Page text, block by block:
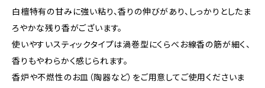
白檀特有の甘みに強い粘り、香りの伸びがあり、しっかりとしたま
ろやかな残り香がございます。
使いやすいスティックタイプは渦巻型にくらべお線香の筋が細く、
香りもやわらかく感じられます。
香炉や不燃性のお皿（陶器など）をご用意してご使用くださいま